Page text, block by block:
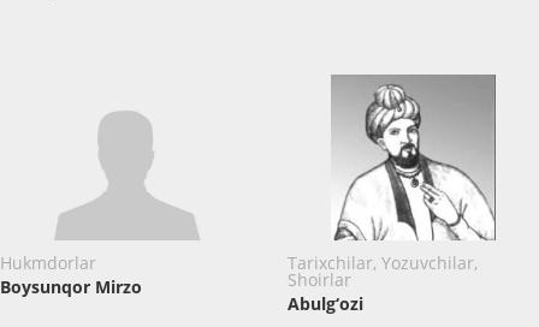
Hukmdorlar
Boysunqor Mirzo
Tarixchilar, Yozuvchilar,
Shoirlar
Abulg‘ozi